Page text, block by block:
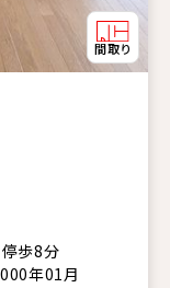
歩8分
年01月